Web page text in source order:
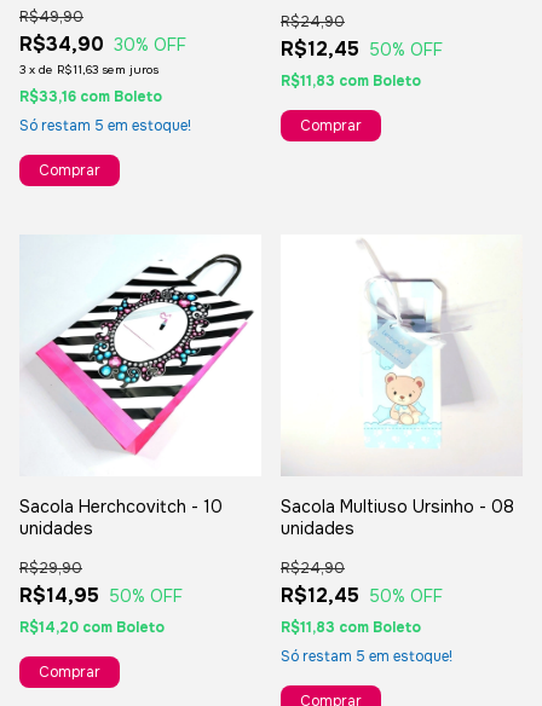
R$34,90
R$49,90
30% OFF
3 x de R$11,63 sem juros
R$33,16 com Boleto
Só restam 5 em estoque!
R$12,45
R$24,90
50% OFF
R$11,83 com Boleto
Sacola Herchcovitch - 10
unidades
R$14,95
R$29,90
50% OFF
R$14,20 com Boleto
Sacola Multiuso Ursinho - 08
unidades
R$12,45
R$24,90
50% OFF
R$11,83 com Boleto
Só restam 5 em estoque!